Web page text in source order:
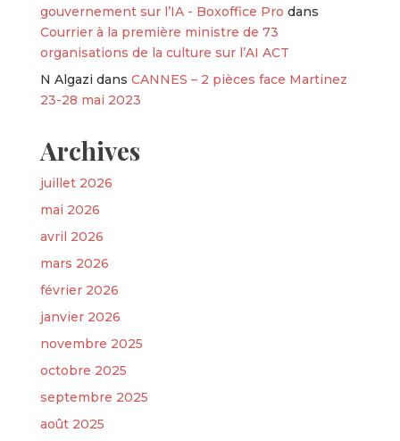
gouvernement sur l’IA - Boxoffice Pro dans
Courrier à la première ministre de 73
organisations de la culture sur l’AI ACT
N Algazi dans CANNES – 2 pièces face Martinez
23-28 mai 2023
Archives
juillet 2026
mai 2026
avril 2026
mars 2026
février 2026
janvier 2026
novembre 2025
octobre 2025
septembre 2025
août 2025